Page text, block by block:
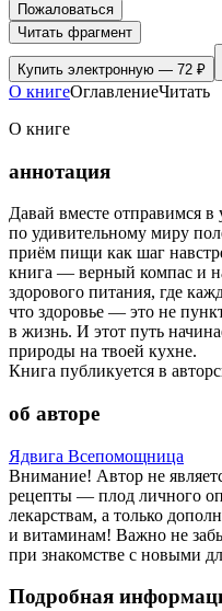
Пожаловаться
Читать фрагмент
Купить электронную — 72 ₽
О книгеОглавлениеЧитать
О книге
аннотация
Давай вместе отправимся в
по удивительному миру
приём пищи как шаг
книга — верный компас и
здорового питания, где
что здоровье — это не
в жизнь. И этот путь
природы на твоей кухне.
Книга публикуется в
об авторе
Ядвига Всепомощница
Внимание! Автор не
рецепты — плод личного
лекарствам, а только
и витаминам! Важно не
при знакомстве с новыми
Подробная